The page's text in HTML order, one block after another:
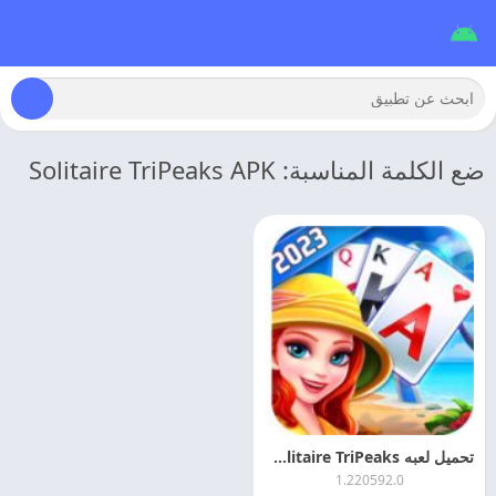
ضع الكلمة المناسبة: Solitaire TriPeaks APK
تحميل لعبه Solitaire TriPeaks مهكره 2026 اخر اصدار
1.220592.0